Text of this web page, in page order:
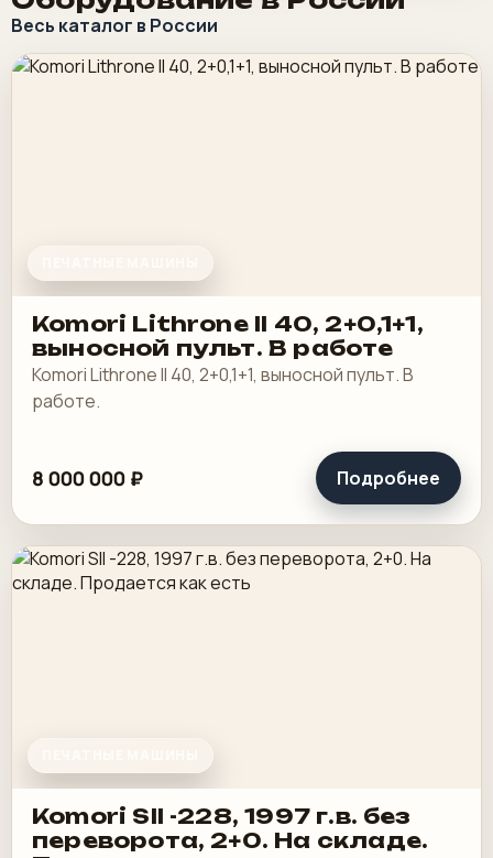
Весь каталог в России
Komori Lithrone II 40, 2+0,1+1,
выносной пульт. В работе
Komori Lithrone II 40, 2+0,1+1, выносной пульт. В
работе.
8 000 000 ₽ Подробнее
Komori SII -228, 1997 г.в. без
переворота, 2+0. На складе.